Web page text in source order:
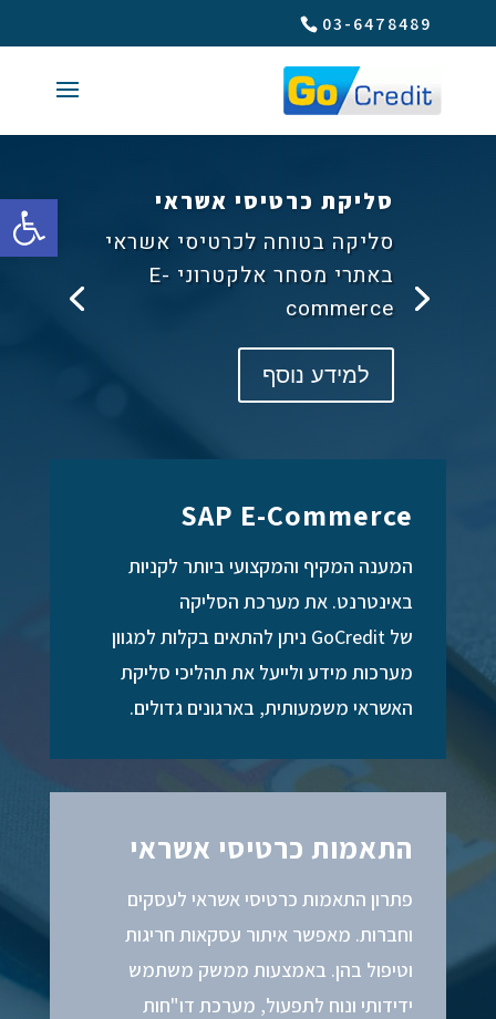
פתח
03-6478489
סליקת כרטיסי אשראי
סליקה בטוחה לכרטיסי אשראי
באתרי מסחר אלקטרוני E-
commerce
למידע נוסף
SAP E-Commerce
המענה המקיף והמקצועי ביותר לקניות
באינטרנט. את מערכת הסליקה
של GoCredit ניתן להתאים בקלות למגוון
מערכות מידע ולייעל את תהליכי סליקת
האשראי משמעותית, בארגונים גדולים.
התאמות כרטיסי אשראי
פתרון התאמות כרטיסי אשראי לעסקים
וחברות. מאפשר איתור עסקאות חריגות
וטיפול בהן. באמצעות ממשק משתמש
ידידותי ונוח לתפעול, מערכת דו"חות